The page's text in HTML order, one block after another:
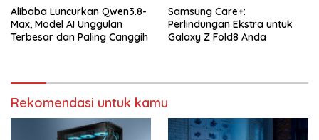
Alibaba Luncurkan Qwen3.8-
Max, Model AI Unggulan
Terbesar dan Paling Canggih
Samsung Care+:
Perlindungan Ekstra untuk
Galaxy Z Fold8 Anda
Rekomendasi untuk kamu